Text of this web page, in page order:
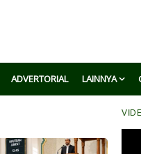
ADVERTORIAL LAINNYA